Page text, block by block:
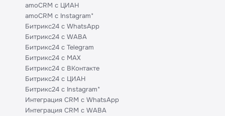
amoCRM с ЦИАН
amoCRM с Instagram*
Битрикс24 с WhatsApp
Битрикс24 с WABA
Битрикс24 с Telegram
Битрикс24 с MAX
Битрикс24 с ВКонтакте
Битрикс24 с ЦИАН
Битрикс24 с Instagram*
Интеграция CRM с WhatsApp
Интеграция CRM с WABA